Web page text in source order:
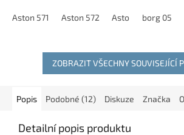
až čtyř kusů na sebe. Díky své
Aston 571 Aston 572 Aston 573borg 05
ZOBRAZIT VŠECHNY SOUVISEJÍCÍ
Popis Podobné (12) Diskuze Značka
Detailní popis produktu